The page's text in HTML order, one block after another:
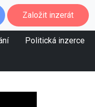
Založit inzerát
Politická inzerce